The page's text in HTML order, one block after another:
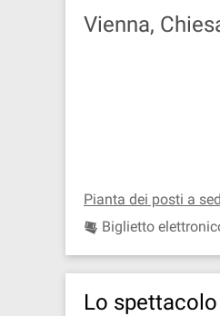
Vienna,
Pianta dei posti a
Biglietto
Lo spettacolo